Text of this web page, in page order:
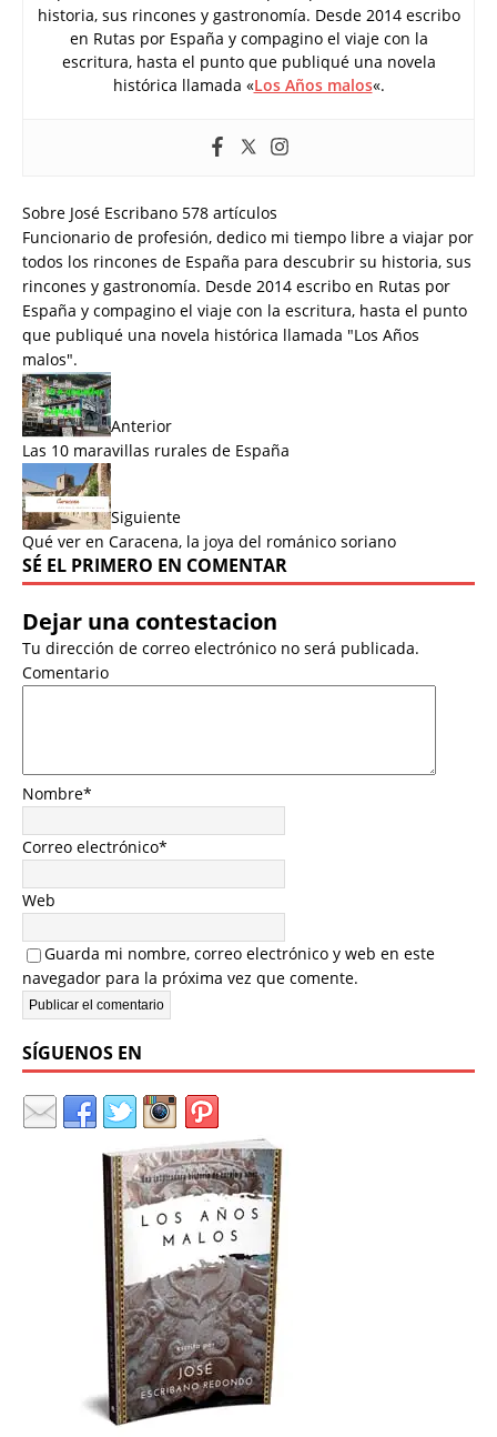
historia, sus rincones y gastronomía. Desde 2014 escribo
en Rutas por España y compagino el viaje con la
escritura, hasta el punto que publiqué una novela
histórica llamada «Los Años malos«.
Sobre José Escribano 578 artículos
Funcionario de profesión, dedico mi tiempo libre a viajar por
todos los rincones de España para descubrir su historia, sus
rincones y gastronomía. Desde 2014 escribo en Rutas por
España y compagino el viaje con la escritura, hasta el punto
que publiqué una novela histórica llamada "Los Años
malos".
Anterior
Las 10 maravillas rurales de España
Siguiente
Qué ver en Caracena, la joya del románico soriano
SÉ EL PRIMERO EN COMENTAR
Dejar una contestacion
Tu dirección de correo electrónico no será publicada.
Comentario
Nombre*
Correo electrónico*
Web
Guarda mi nombre, correo electrónico y web en este
navegador para la próxima vez que comente.
SÍGUENOS EN